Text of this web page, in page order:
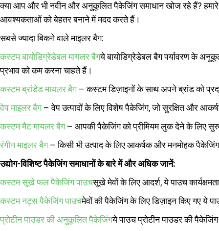
क्या आप और भी नवीन और अनुकूलित पैकेजिंग समाधान खोज रहे हैं?
आवश्यकताओं को बेहतर बनाने में मदद करते हैं।
सबसे ज्यादा बिकने वाले माइलर बैग:
कस्टम बायोडिग्रेडेबल मायलर बैगये बायोडिग्रेडेबल बैग पर्यावरण के
प्रभाव को कम करना चाहते हैं।
कस्टम ब्रांडेड मायलर बैग– कस्टम डिज़ाइनों के साथ अपने ब्रांड को
वेप माइलर बैग– वेप उत्पादों के लिए विशेष पैकेजिंग, जो सुरक्षित और
कस्टम मैट मायलर बैग– आपकी पैकेजिंग को प्रीमियम लुक देने के लिए
रंगीन माइलर बैग– किसी भी उत्पाद के लिए आकर्षक और मनमोहक
उद्योग-विशिष्ट पैकेजिंग समाधानों के बारे में और अधिक जानें:
कस्टम सूखे फल पैकेजिंग पाउचसूखे मेवों के लिए आदर्श, ये पाउच
कस्टम नट्स पैकेजिंग पाउचमेवों की पैकेजिंग के लिए डिज़ाइन किए गए ये
प्रोटीन पाउडर की अनुकूलित पैकेजिंगये पाउच प्रोटीन पाउडर की